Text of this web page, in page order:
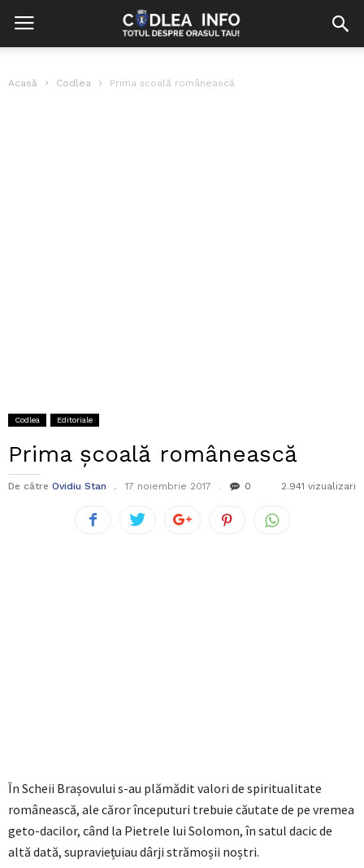
Acasă Codlea Prima școală românească
Codlea Editoriale
Prima școală românească
De către Ovidiu Stan 17 noiembrie 2017 0 2.941 vizualizari
În Scheii Brașovului s-au plămădit valori de spiritualitate
românească, ale căror începuturi trebuie căutate de pe vremea
geto-dacilor, când la Pietrele lui Solomon, în satul dacic de
altă dată, supraviețuiau dârji strămoșii noștri.